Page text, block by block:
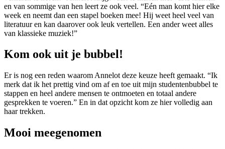
en van sommige van hen leert ze ook veel. “Eén man komt hier elke
week en neemt dan een stapel boeken mee! Hij weet heel veel van
literatuur en kan daarover ook leuk vertellen. Een ander weet alles
van klassieke muziek!”
Kom ook uit je bubbel!
Er is nog een reden waarom Annelot deze keuze heeft gemaakt. “Ik
merk dat ik het prettig vind om af en toe uit mijn studentenbubbel te
stappen en heel andere mensen te ontmoeten en totaal andere
gesprekken te voeren.” En in dat opzicht kom ze hier volledig aan
haar trekken.
Mooi meegenomen